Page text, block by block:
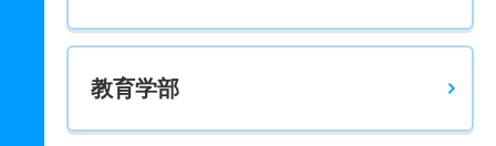
教育学部